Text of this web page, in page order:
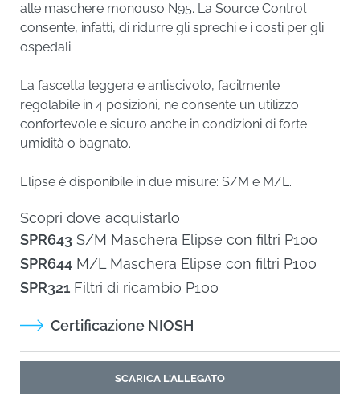
consente, infatti, di ridurre gli sprechi e i costi per gli
ospedali.
in 4 posizioni, ne consente un utilizzo confortevole e
sicuro anche in condizioni di forte umidità o bagnato.
Elipse è disponibile in due misure: S/M e M/L.
Scopri dove acquistarlo
SPR644M/L Maschera Elipse con filtri P100
SPR321 Filtri di ricambio P100
Certificazione NIOSH
RICHIEDI INFORMAZIONI